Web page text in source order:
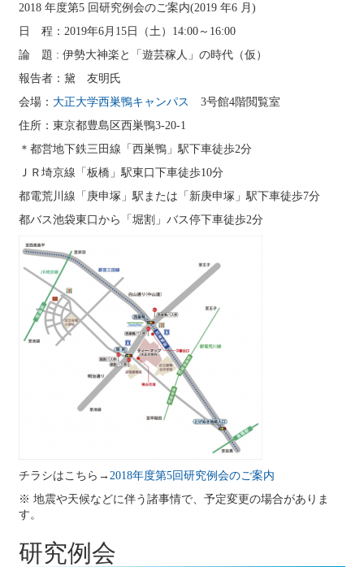
2018 年度第5 回研究例会のご案内(2019 年6 月)
日 程：2019年6月15日（土）14:00～16:00
論 題 : 伊勢大神楽と「遊芸稼人」の時代（仮）
報告者：黛 友明氏
会場： 大正大学西巣鴨キャンパス
3号館4階閲覧室
住所：東京都豊島区西巣鴨3-20-1
＊都営地下鉄三田線「西巣鴨」駅下車徒歩2分
ＪＲ埼京線「板橋」駅東口下車徒歩10分
都電荒川線「庚申塚」駅または「新庚申塚」駅下車徒歩7分
都バス池袋東口から「堀割」バス停下車徒歩2分
チラシはこちら→ 2018年度第5回研究例会のご案内
※ 地震や天候などに伴う諸事情で、予定変更の場合がありま
す。
研究例会